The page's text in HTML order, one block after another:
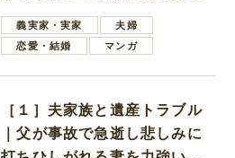
母義実家・実家
夫婦
恋愛・結婚
マンガ
［１］夫家族と遺産トラブル
｜父が事故で急逝し悲しみに